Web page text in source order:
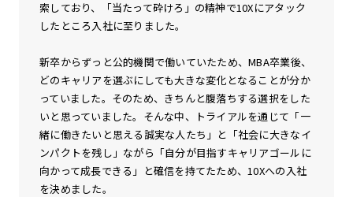
索しており、「当たって砕けろ」の精神で10Xにアタック
したところ入社に至りました。
新卒からずっと公的機関で働いていたため、MBA卒業後、
どのキャリアを選ぶにしても大きな変化となることが分か
っていました。そのため、きちんと腹落ちする選択をした
いと思っていました。そんな中、トライアルを通じて「一
緒に働きたいと思える誠実な人たち」と「社会に大きなイ
ンパクトを残し」ながら「自分が目指すキャリアゴールに
向かって成長できる」と確信を持てたため、10Xへの入社
を決めました。